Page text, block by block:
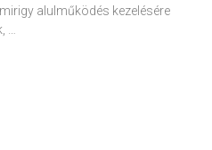
alulműködés kezelésére
…